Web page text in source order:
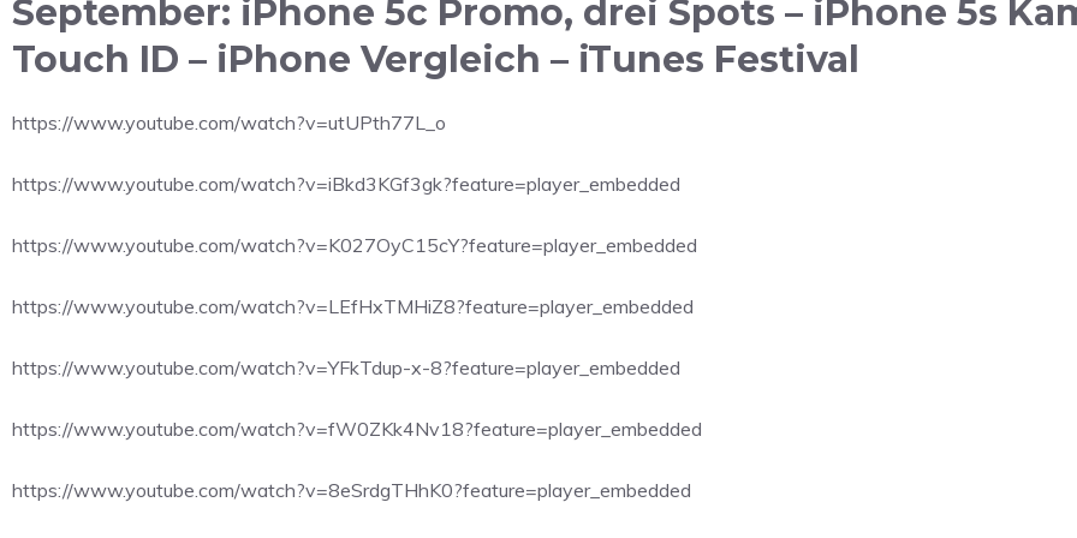
September: iPhone 5c Promo, drei Spots – iPhone 5s
Touch ID – iPhone Vergleich – iTunes Festival
https://www.youtube.com/watch?v=utUPth77L_o
https://www.youtube.com/watch?v=iBkd3KGf3gk?feature=player_embedded
https://www.youtube.com/watch?v=K027OyC15cY?feature=player_embedded
https://www.youtube.com/watch?v=LEfHxTMHiZ8?feature=player_embedded
https://www.youtube.com/watch?v=YFkTdup-x-8?feature=player_embedded
https://www.youtube.com/watch?v=fW0ZKk4Nv18?feature=player_embedded
https://www.youtube.com/watch?v=8eSrdgTHhK0?feature=player_embedded